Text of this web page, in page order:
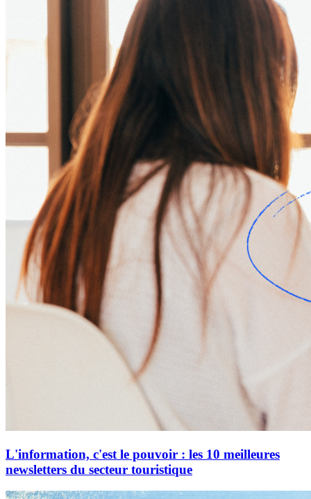
L'information, c'est le pouvoir : les 10 meilleures
newsletters du secteur touristique